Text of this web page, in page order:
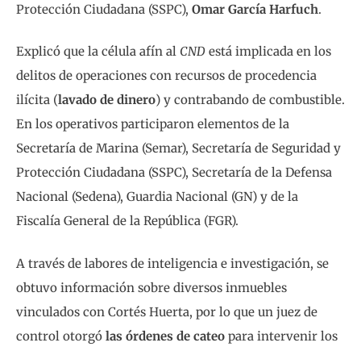
Protección Ciudadana (SSPC), Omar García Harfuch.
Explicó que la célula afín al CND está implicada en los
delitos de operaciones con recursos de procedencia
ilícita (lavado de dinero) y contrabando de combustible.
En los operativos participaron elementos de la
Secretaría de Marina (Semar), Secretaría de Seguridad y
Protección Ciudadana (SSPC), Secretaría de la Defensa
Nacional (Sedena), Guardia Nacional (GN) y de la
Fiscalía General de la República (FGR).
A través de labores de inteligencia e investigación, se
obtuvo información sobre diversos inmuebles
vinculados con Cortés Huerta, por lo que un juez de
control otorgó las órdenes de cateo para intervenir los